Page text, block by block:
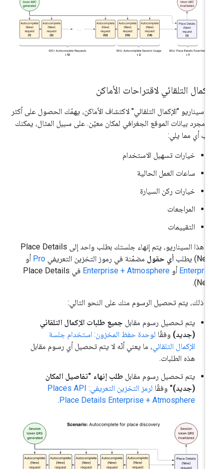
التلقائي لاقتراحات الأماكن
سيناريو "الإكمال التلقائي" لاكتشاف الأماكن، يهمّك الحصول على أكثر
مجرد بيانات الموقع الجغرافي لمكان معيّن. على سبيل المثال، يمكنك
أي مما يلي:
خيارات تسهيل الاستخدام
ساعات العمل الحالية
خيارات ركن السيارة
المراجعات
التقييمات
في هذا السيناريو، يتم إنهاء جلستك بطلب واحد إلى Place Details
أي حقولمضمّنة في رموز التخزين التعريفيProأو
أوEnterprise + Atmosphere
في Place Details
ذلك، يتم تحصيل الرسوم منك على النحو التالي:
يتم تحصيل رسوم مقابلجميع طلبات الإكمال التلقائي
(جديد)وفقًالوحدة حفظ المخزون: استخدام جلسة
الإكمال التلقائي، ما يعني أنّه لا يتم تحصيل أي رسوم مقابل
هذه الطلبات.
يتم تحصيل رسوم مقابلطلب إنهاء "تفاصيل المكان
(جديد)"وفقًا
لرمز التخزين التعريفي: Places API
Place Details Enterprise + Atmosphere
.